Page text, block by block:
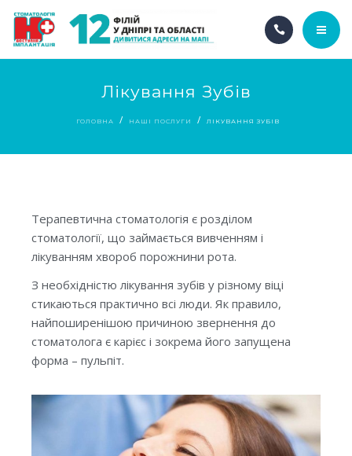
НАШІ ПОСЛУГИ
Лікування Зубів
ГОЛОВНА НАШІ ПОСЛУГИ ЛІКУВАННЯ ЗУБІВ
Терапевтична стоматологія є розділом
стоматології, що займається вивченням і
лікуванням хвороб порожнини рота.
З необхідністю лікування зубів у різному віці
стикаються практично всі люди. Як правило,
найпоширенішою причиною звернення до
стоматолога є карієс і зокрема його запущена
форма – пульпіт.